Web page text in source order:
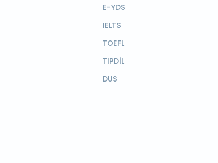
E-YDS
IELTS
TOEFL
TIPDİL
DUS